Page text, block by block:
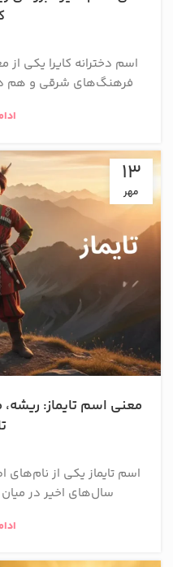
اسم دخترانه کایرا یکی
فرهنگ‌های شرقی و هم
13
مهر
معنی اسم تایماز:
اسم تایماز یکی از
سال‌های اخیر در میان